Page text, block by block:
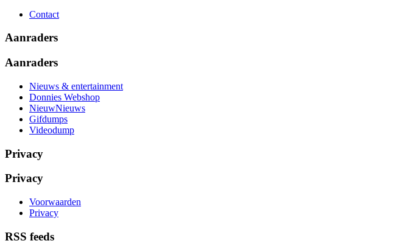
Contact
Aanraders
Aanraders
Nieuws & entertainment
Donnies Webshop
NieuwNieuws
Gifdumps
Videodump
Privacy
Privacy
Voorwaarden
Privacy
RSS feeds